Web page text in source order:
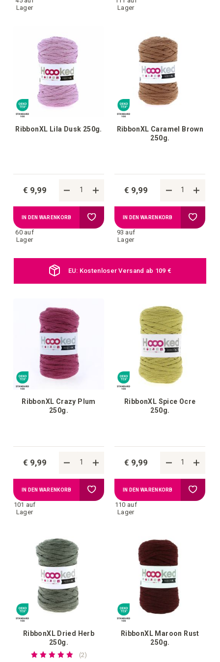
Lager
Wunschliste
Lager
RibbonXL Lila Dusk 250g.
€ 9,99
60 auf
Lager
IN DEN WARENKORB Zur
Wunschliste
RibbonXL Caramel Brown
250g.
€ 9,99
93 auf
Lager
IN DEN WARENKORB Zur
Täglich neue Farben online
RibbonXL Crazy Plum
250g.
€ 9,99
101 auf
Lager
IN DEN WARENKORB Zur
Wunschliste
RibbonXL Spice Ocre
250g.
€ 9,99
110 auf
Lager
IN DEN WARENKORB Zur
RibbonXL Dried Herb
250g.
Bewertung:
2bewertungen
RibbonXL Maroon Rust
250g.